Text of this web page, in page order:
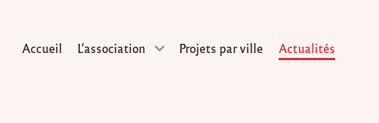
Accueil L’association Projets par ville Actualités